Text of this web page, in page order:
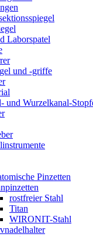
Laborspatel
und -griffe
und Wurzelkanal-
Pinzetten
rostfreier Stahl
Titan
WIRONIT-Stahl